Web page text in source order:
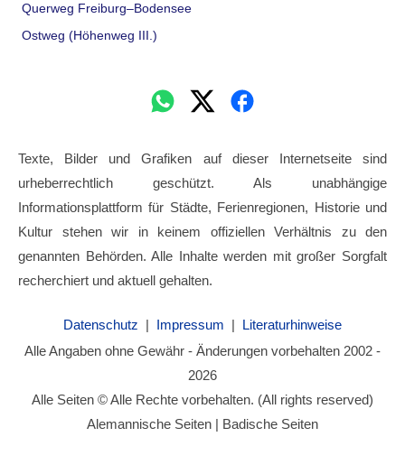
Querweg Freiburg–Bodensee
Ostweg (Höhenweg III.)
Texte, Bilder und Grafiken auf dieser Internetseite sind
urheberrechtlich geschützt. Als unabhängige
Informationsplattform für Städte, Ferienregionen, Historie und
Kultur stehen wir in keinem offiziellen Verhältnis zu den
genannten Behörden. Alle Inhalte werden mit großer Sorgfalt
recherchiert und aktuell gehalten.
Datenschutz | Impressum | Literaturhinweise
Alle Angaben ohne Gewähr - Änderungen vorbehalten 2002 -
2026
Alle Seiten © Alle Rechte vorbehalten. (All rights reserved)
Alemannische Seiten | Badische Seiten